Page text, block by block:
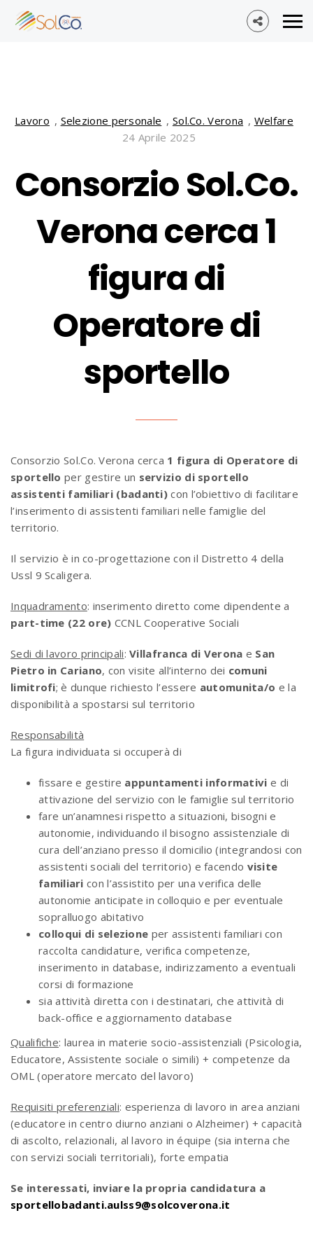
Lavoro , Selezione personale , Sol.Co. Verona , Welfare
24 Aprile 2025
Consorzio Sol.Co.
Verona cerca 1
figura di
Operatore di
sportello
Consorzio Sol.Co. Verona cerca 1 figura di Operatore di
sportello per gestire un servizio di sportello
assistenti familiari (badanti) con l’obiettivo di facilitare
l’inserimento di assistenti familiari nelle famiglie del
territorio.
Il servizio è in co-progettazione con il Distretto 4 della
Ussl 9 Scaligera.
Inquadramento: inserimento diretto come dipendente a
part-time (22 ore) CCNL Cooperative Sociali
Sedi di lavoro principali:Villafranca di Verona e San
Pietro in Cariano, con visite all’interno dei comuni
limitrofi; è dunque richiesto l’essere automunita/o e la
disponibilità a spostarsi sul territorio
Responsabilità
La figura individuata si occuperà di
fissare e gestire appuntamenti informativi e di
attivazione del servizio con le famiglie sul territorio
fare un’anamnesi rispetto a situazioni, bisogni e
autonomie, individuando il bisogno assistenziale di
cura dell’anziano presso il domicilio (integrandosi con
assistenti sociali del territorio) e facendo visite
familiari con l’assistito per una verifica delle
autonomie anticipate in colloquio e per eventuale
sopralluogo abitativo
colloqui di selezione per assistenti familiari con
raccolta candidature, verifica competenze,
inserimento in database, indirizzamento a eventuali
corsi di formazione
sia attività diretta con i destinatari, che attività di
back-office e aggiornamento database
Qualifiche: laurea in materie socio-assistenziali (Psicologia,
Educatore, Assistente sociale o simili) + competenze da
OML (operatore mercato del lavoro)
Requisiti preferenziali: esperienza di lavoro in area anziani
(educatore in centro diurno anziani o Alzheimer) + capacità
di ascolto, relazionali, al lavoro in équipe (sia interna che
con servizi sociali territoriali), forte empatia
Se interessati, inviare la propria candidatura a
sportellobadanti.aulss9@solcoverona.it